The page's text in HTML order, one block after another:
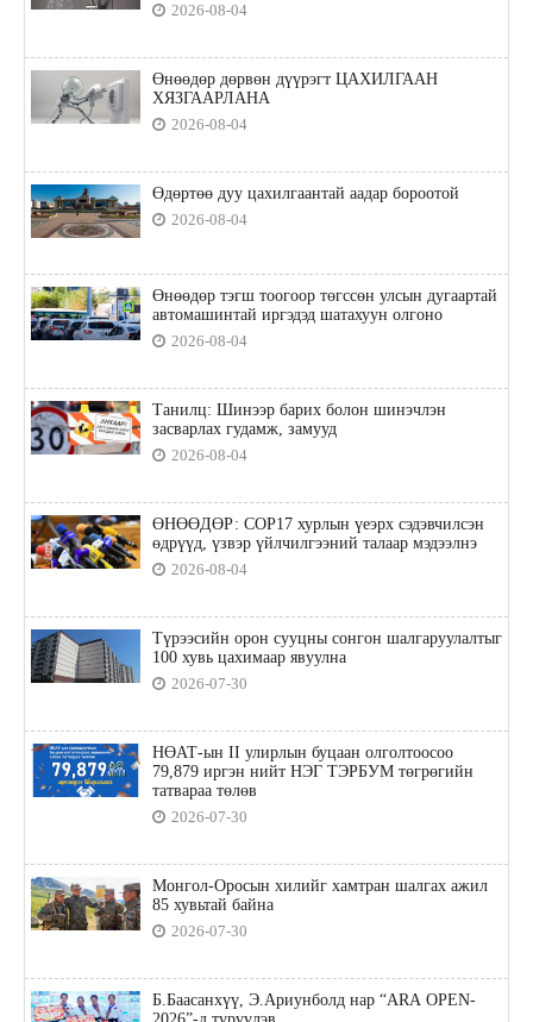
2026-08-04
Өнөөдөр дөрвөн дүүрэгт ЦАХИЛГААН
ХЯЗГААРЛАНА
2026-08-04
Өдөртөө дуу цахилгаантай аадар бороотой
2026-08-04
Өнөөдөр тэгш тоогоор төгссөн улсын дугаартай
автомашинтай иргэдэд шатахуун олгоно
2026-08-04
Танилц: Шинээр барих болон шинэчлэн
засварлах гудамж, замууд
2026-08-04
ӨНӨӨДӨР: COP17 хурлын үеэрх сэдэвчилсэн
өдрүүд, үзвэр үйлчилгээний талаар мэдээлнэ
2026-08-04
Түрээсийн орон сууцны сонгон шалгаруулалтыг
100 хувь цахимаар явуулна
2026-07-30
НӨАТ-ын II улирлын буцаан олголтоосоо
79,879 иргэн нийт НЭГ ТЭРБУМ төгрөгийн
татвараа төлөв
2026-07-30
Монгол-Оросын хилийг хамтран шалгах ажил
85 хувьтай байна
2026-07-30
Б.Баасанхүү, Э.Ариунболд нар “ARA OPEN-